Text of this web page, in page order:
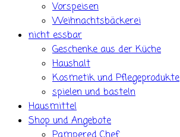
Vorspeisen
Weihnachtsbäckerei
nicht essbar
Geschenke aus der Küche
Haushalt
Kosmetik und Pflegeprodukte
spielen und basteln
Hausmittel
Shop und Angebote